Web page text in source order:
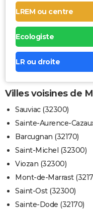
LREM ou centre
Ecologiste
LR ou droite
Villes voisines de
Sauviac (32300)
Sainte-Aurence-
Barcugnan (32170)
Saint-Michel (32300)
Viozan (32300)
Mont-de-Marrast
Saint-Ost (32300)
Sainte-Dode (32170)